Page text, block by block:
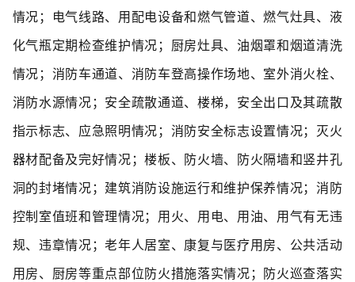
情况；电气线路、用配电设备和燃气管道、燃气灶具、液
化气瓶定期检查维护情况；厨房灶具、油烟罩和烟道清洗
情况；消防车通道、消防车登高操作场地、室外消火栓、
消防水源情况；安全疏散通道、楼梯，安全出口及其疏散
指示标志、应急照明情况；消防安全标志设置情况；灭火
器材配备及完好情况；楼板、防火墙、防火隔墙和竖井孔
洞的封堵情况；建筑消防设施运行和维护保养情况；消防
控制室值班和管理情况；用火、用电、用油、用气有无违
规、违章情况；老年人居室、康复与医疗用房、公共活动
用房、厨房等重点部位防火措施落实情况；防火巡查落实